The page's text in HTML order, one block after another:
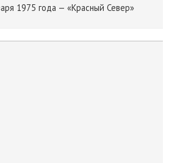
1975 года — «Красный Север»